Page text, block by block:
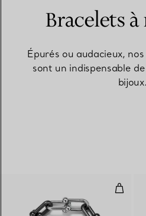
Bracelets
Épurés ou audacieux,
sont un indispensable
bijoux.